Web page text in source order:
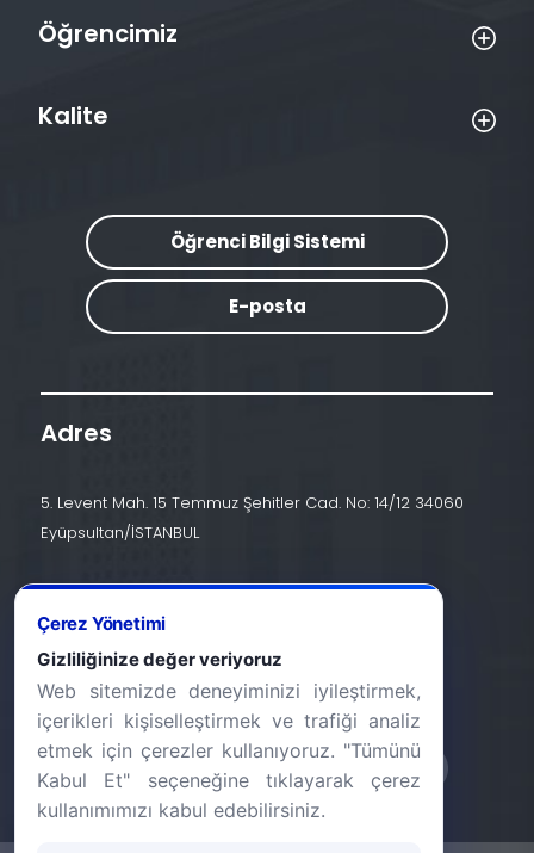
Öğrencimiz
Kalite
Öğrenci Bilgi Sistemi
E-posta
Adres
5. Levent Mah. 15 Temmuz Şehitler Cad. No: 14/12 34060
Eyüpsultan/İSTANBUL
İletişim
+90 (212) 924 24 44
info@halic.edu.tr
Çerez Yönetimi
Gizliliğinize değer veriyoruz
Web sitemizde deneyiminizi iyileştirmek,
içerikleri kişiselleştirmek ve trafiği analiz
etmek için çerezler kullanıyoruz. "Tümünü
Kabul Et" seçeneğine tıklayarak çerez
kullanımımızı kabul edebilirsiniz.